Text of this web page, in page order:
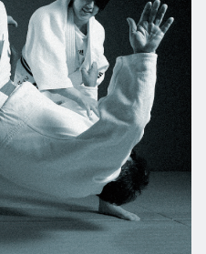
예술・예능
솜씨
자연
역사와생활
小野里茶の湯クラブ